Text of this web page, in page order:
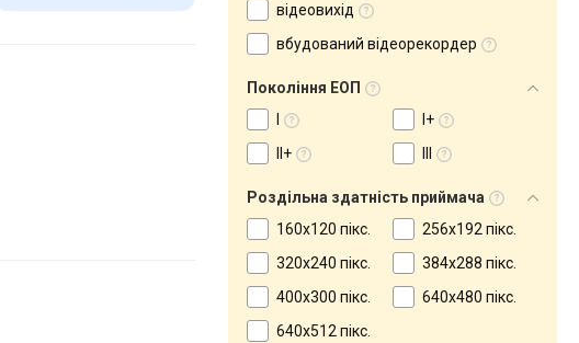
відеовихід
вбудований відеорекордер
Покоління ЕОП
I+
II+
Роздільна здатність приймача
160x120 пікс.
256x192 пікс.
320x240 пікс.
384x288 пікс.
400x300 пікс.
640x480 пікс.
640x512 пікс.